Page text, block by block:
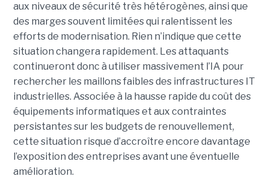
aux niveaux de sécurité très hétérogènes, ainsi que
des marges souvent limitées qui ralentissent les
efforts de modernisation. Rien n’indique que cette
situation changera rapidement. Les attaquants
continueront donc à utiliser massivement l’IA pour
rechercher les maillons faibles des infrastructures IT
industrielles. Associée à la hausse rapide du coût des
équipements informatiques et aux contraintes
persistantes sur les budgets de renouvellement,
cette situation risque d’accroître encore davantage
l’exposition des entreprises avant une éventuelle
amélioration.